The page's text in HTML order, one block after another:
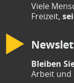
Viele
Freizeit,
Bleiben
Arbeit und